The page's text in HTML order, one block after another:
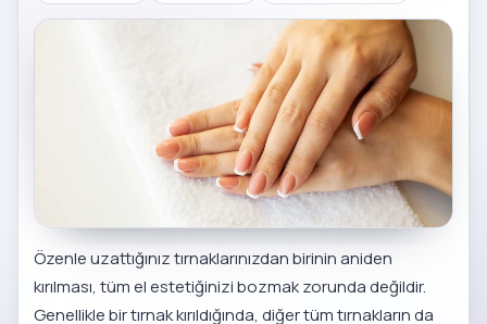
Özenle uzattığınız tırnaklarınızdan birinin aniden
kırılması, tüm el estetiğinizi bozmak zorunda değildir.
Genellikle bir tırnak kırıldığında, diğer tüm tırnakların da